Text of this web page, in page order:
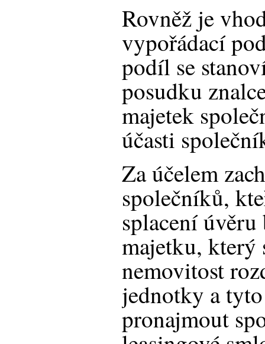
Rovněž je
vypořádací
podíl se
posudku
majetek
účasti
Za účelem
společníků,
splacení
majetku, který
nemovitost
jednotky a
pronajmout